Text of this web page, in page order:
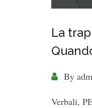
La
By
Verbali,